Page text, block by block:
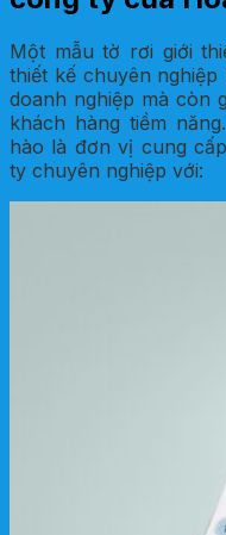
Một mẫu tờ rơi giới
thiết kế chuyên
doanh nghiệp mà còn
khách hàng tiềm
hào là đơn vị cung
ty chuyên nghiệp với: